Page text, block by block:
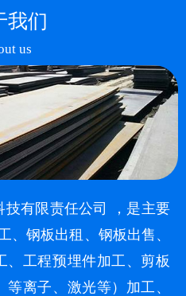
我们
us
技有限责任公司 ，是主要
、钢板出租、钢板出售、
、工程预埋件加工、剪板
离子、激光等）加工、